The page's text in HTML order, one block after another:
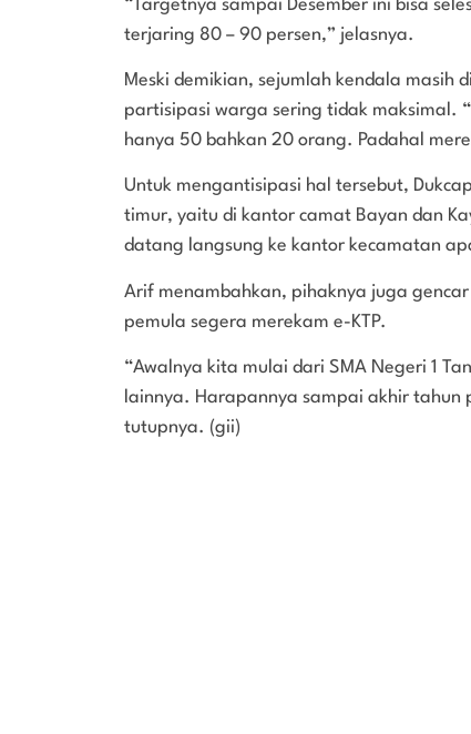
“Targetnya sampai Desember ini bisa
terjaring 80 – 90 persen,” jelasnya.
Meski demikian, sejumlah kendala
partisipasi warga sering tidak maksimal.
hanya 50 bahkan 20 orang. Padahal
Untuk mengantisipasi hal tersebut,
timur, yaitu di kantor camat Bayan dan
datang langsung ke kantor kecamatan
Arif menambahkan, pihaknya juga
pemula segera merekam e-KTP.
“Awalnya kita mulai dari SMA Negeri 1
lainnya. Harapannya sampai akhir
tutupnya. (gii)